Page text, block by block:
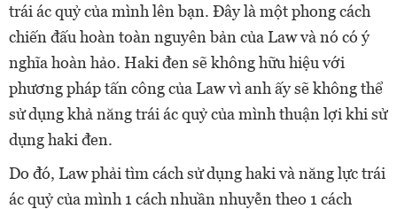
trái ác quỷ của mình lên bạn. Đây là một phong cách
chiến đấu hoàn toàn nguyên bản của Law và nó có ý
nghĩa hoàn hảo. Haki đen sẽ không hữu hiệu với
phương pháp tấn công của Law vì anh ấy sẽ không thể
sử dụng khả năng trái ác quỷ của mình thuận lợi khi sử
dụng haki đen.
Do đó, Law phải tìm cách sử dụng haki và năng lực trái
ác quỷ của mình 1 cách nhuần nhuyễn theo 1 cách